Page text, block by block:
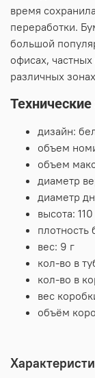
время
переработки.
большой
офисах,
различных
дизайн:
объем
объем
диаметр
диаметр
высота:
плотность
вес: 9 г
кол-во в
кол-во в
вес
объём